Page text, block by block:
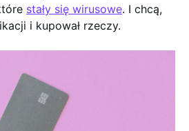
stały się wirusowe. I chcą,
i kupował rzeczy.